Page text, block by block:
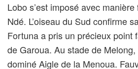
Lobo s’est imposé avec
Ndé. L’oiseau du Sud confirme
Fortuna a pris un précieux point
de Garoua. Au stade de
dominé Aigle de la Menoua.